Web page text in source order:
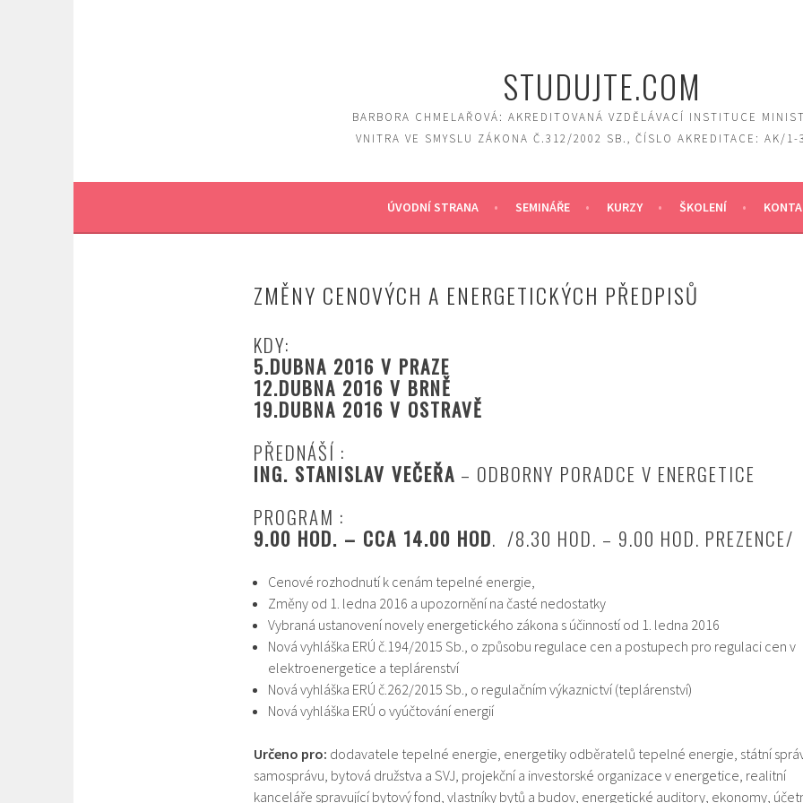
STUDUJTE.COM
BARBORA CHMELAŘOVÁ: AKREDITOVANÁ VZDĚLÁVACÍ INSTITUCE
VNITRA VE SMYSLU ZÁKONA Č.312/2002 SB., ČÍSLO AKREDITACE: AK/
ÚVODNÍ STRANA SEMINÁŘE KURZY ŠKOLENÍ
ZMĚNY CENOVÝCH A ENERGETICKÝCH PŘEDPISŮ
KDY:
5.DUBNA 2016 V PRAZE
12.DUBNA 2016 V BRNĚ
19.DUBNA 2016 V OSTRAVĚ
PŘEDNÁŠÍ :
ING. STANISLAV VEČEŘA – ODBORNY PORADCE V ENERGETICE
PROGRAM :
9.00 HOD. – CCA 14.00 HOD. /8.30 HOD. – 9.00 HOD. PREZENCE/
Cenové rozhodnutí k cenám tepelné energie,
Změny od 1. ledna 2016 a upozornění na časté nedostatky
Vybraná ustanovení novely energetického zákona s účinností od 1. ledna 2016
Nová vyhláška ERÚ č.194/2015 Sb., o způsobu regulace cen a postupech pro regulaci cen v
elektroenergetice a teplárenství
Nová vyhláška ERÚ č.262/2015 Sb., o regulačním výkaznictví (teplárenství)
Nová vyhláška ERÚ o vyúčtování energií
Určeno pro: dodavatele tepelné energie, energetiky odběratelů tepelné energie, státní
samosprávu, bytová družstva a SVJ, projekční a investorské organizace v energetice, realitní
kanceláře spravující bytový fond, vlastníky bytů a budov, energetické auditory, ekonomy,